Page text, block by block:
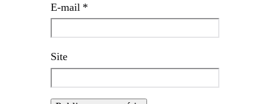
E-mail *
Site